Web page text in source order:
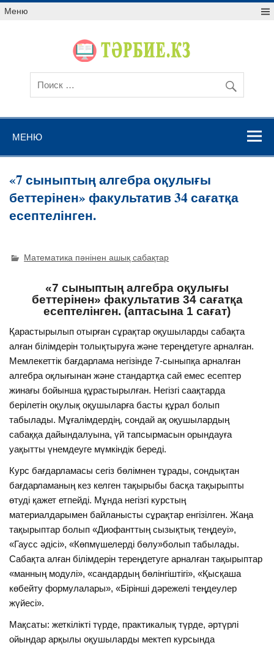
Меню
МЕНЮ
«7 сыныптың алгебра оқулығы
беттерінен» факультатив 34 сағатқа
есептелінген.
Математика пәнінен ашық сабақтар
«7 сыныптың алгебра оқулығы
беттерінен» факультатив 34 сағатқа
есептелінген. (аптасына 1 сағат)
Қарастырылып отырған сұрақтар оқушыларды сабақта
алған білімдерін толықтыруға және тереңдетуге арналған.
Мемлекеттік бағдарлама негізінде 7-сыныпқа арналған
алгебра оқлығынан және стандартқа сай емес есептер
жинағы бойынша құрастырылған. Негізгі саақтарда
берілетін оқулық оқушыларға басты құрал болып
табылады. Мұғалімдердің, сондай ақ оқушылардың
сабаққа дайындалуына, үй тапсырмасын орындауға
уақытты үнемдеуге мүмкіндік береді.
Курс бағдарламасы сегіз бөлімнен тұрады, сондықтан
бағдарламаның кез келген тақырыбы басқа тақырыпты
өтуді қажет етпейді. Мұнда негізгі курстың
материалдарымен байланысты сұрақтар енгізілген. Жаңа
тақырыптар болып «Диофанттың сызықтық теңдеуі»,
«Гаусс әдісі», «Көпмүшелерді бөлу»болып табылады.
Сабақта алған білімдерін тереңдетуге арналған тақырыптар
«манның модулі», «сандардың бөлінгіштігі», «Қысқаша
көбейту формулалары», «Бірінші дәрежелі теңдеулер
жүйесі».
Мақсаты: жеткілікті түрде, практикалық түрде, әртүрлі
ойындар арқылы оқушыларды мектеп курсында